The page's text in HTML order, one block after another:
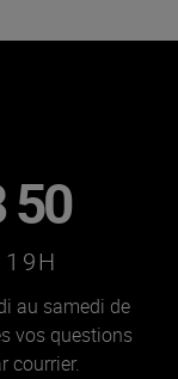
50
au samedi de
vos questions
courrier.